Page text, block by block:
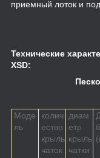
приемный лоток и
Технические
XSD:
Моде
ль
колич
ество
крыль
чаток
диам
етр
крыль
чатки